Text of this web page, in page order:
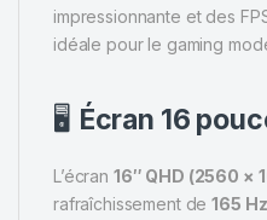
impressionnante et des
idéale pour le gaming
🖥️ Écran 16
L’écran 16″ QHD (2560 ×
rafraîchissement de165 Hz